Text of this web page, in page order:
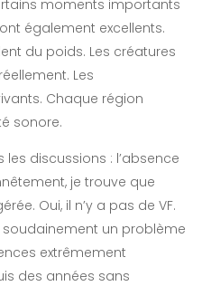
moments importants
également excellents.
du poids. Les créatures
Les
Chaque région
sonore.
discussions : l’absence
je trouve que
Oui, il n’y a pas de VF.
un problème
extrêmement
des années sans